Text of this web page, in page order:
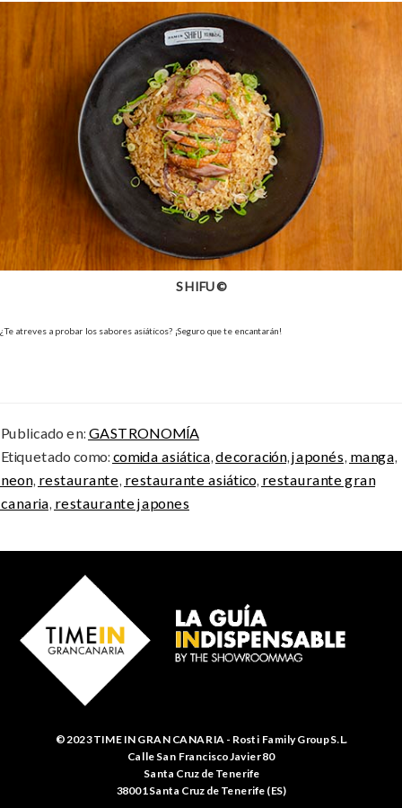
SHIFU ©
¿Te atreves a probar los sabores asiáticos? ¡Seguro que te encantarán!
Publicado en: GASTRONOMÍA
Etiquetado como: comida asiática,decoración,japonés, manga,
neon, restaurante, restaurante asiático, restaurante gran
canaria, restaurante japones
© 2023 TIME IN GRAN CANARIA - Rosti Family Group S.L.
Calle San Francisco Javier 80
Santa Cruz de Tenerife
38001 Santa Cruz de Tenerife (ES)